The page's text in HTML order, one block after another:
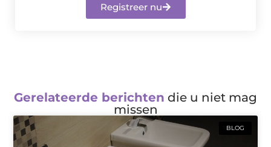
Registreer nu
Gerelateerde berichten die u niet mag
missen
BLOG